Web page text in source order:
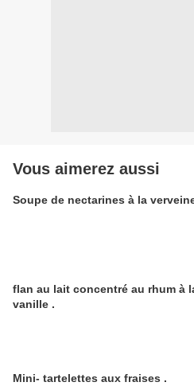
Vous aimerez aussi
Soupe de nectarines à la
flan au lait concentré au rhum à
vanille .
Mini- tartelettes aux fraises .